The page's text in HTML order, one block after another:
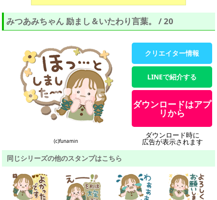
みつあみちゃん 励まし＆いたわり言葉。 / 20
(c)funamin
クリエイター情報
LINEで紹介する
ダウンロードはアプ
リから
ダウンロード時に
広告が表示されます
同じシリーズの他のスタンプはこちら